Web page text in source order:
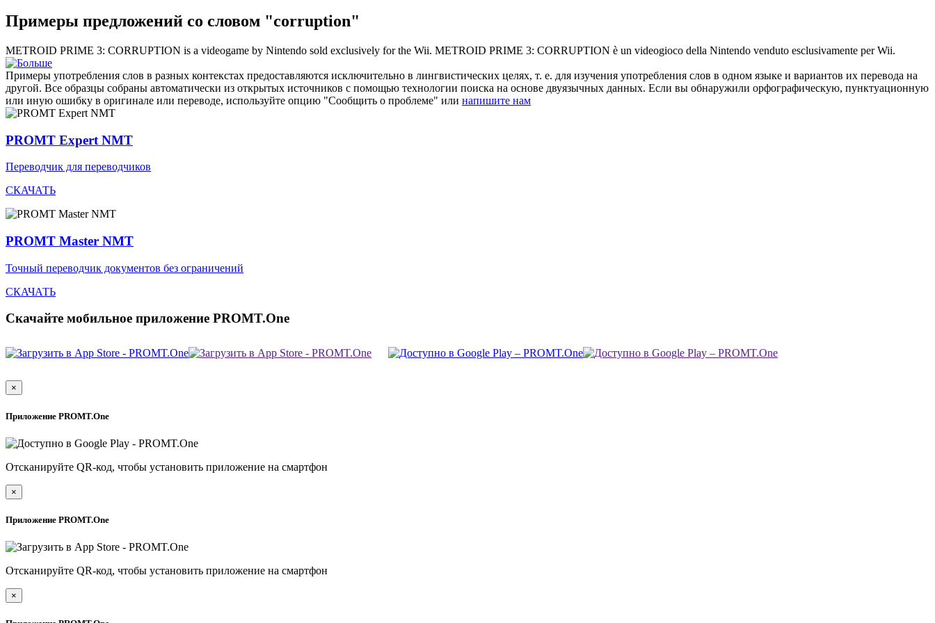
Примеры предложений со словом "corruption"
METROID PRIME 3: CORRUPTION is a videogame by Nintendo sold exclusively for the Wii. METROID PRIME 3: CORRUPTION è un videogioco della Nintendo venduto esclusivamente per Wii.
Примеры употребления слов в разных контекстах предоставляются исключительно в лингвистических целях, т. е. для изучения употребления слов в одном языке и вариантов их перевода на
другой. Все образцы собраны автоматически из открытых источников с помощью технологии поиска на основе двуязычных данных. Если вы обнаружили орфографическую, пунктуационную
или иную ошибку в оригинале или переводе, используйте опцию "Сообщить о проблеме" или напишите нам
PROMT Expert NMT
Переводчик для переводчиков
СКАЧАТЬ
PROMT Master NMT
Точный переводчик документов без ограничений
СКАЧАТЬ
Скачайте мобильное приложение PROMT.One
×
Приложение PROMT.One
Отсканируйте QR-код, чтобы установить приложение на смартфон
×
Приложение PROMT.One
Отсканируйте QR-код, чтобы установить приложение на смартфон
×